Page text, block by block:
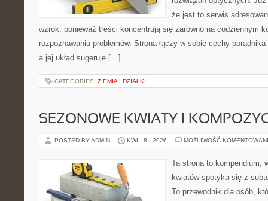
że jest to serwis
wzrok, ponieważ treści koncentrują się zarówno na codziennym
rozpoznawaniu problemów. Strona łączy w sobie cechy
a jej układ sugeruje […]
CATEGORIES: ZIEMIA I DZIAŁKI
SEZONOWE KWIATY I
POSTED BY ADMIN KWI - 8 - 2026 MOŻLIWOŚĆ
Ta strona to kompendium,
kwiatów spotyka się z
To przewodnik dla osób,